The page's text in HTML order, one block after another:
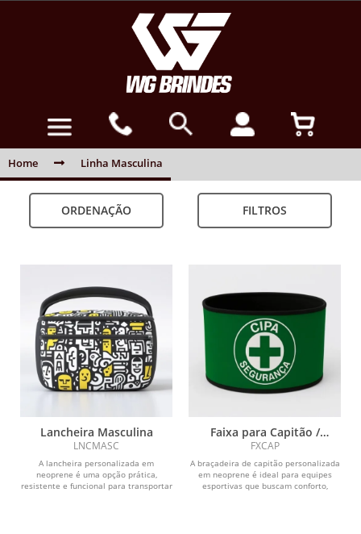
Home Linha Masculina
ORDENAÇÃO FILTROS
Lancheira Masculina
LNCMASC
A lancheira personalizada em
neoprene é uma opção prática,
resistente e funcional para transportar
Faixa para Capitão /
Identificação Personalizada
FXCAP
A braçadeira de capitão personalizada
em neoprene é ideal para equipes
esportivas que buscam conforto,